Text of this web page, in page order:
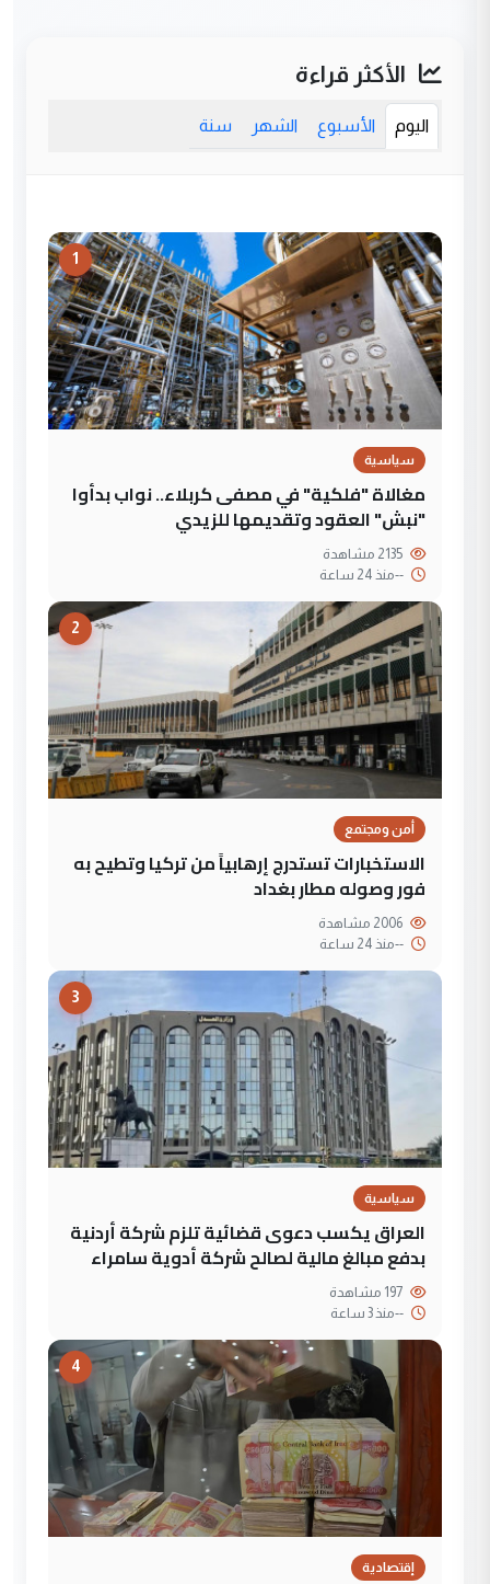
الأكثر قراءة
اليوم الأسبوع الشهر سنة
1
سياسية
مغالاة "فلكية" في مصفى كربلاء.. نواب بدأوا
"نبش" العقود وتقديمها للزيدي
--منذ 24 ساعة
2
أمن ومجتمع
الاستخبارات تستدرج إرهابياً من تركيا وتطيح به
فور وصوله مطار بغداد
--منذ 24 ساعة
3
سياسية
العراق يكسب دعوى قضائية تلزم شركة أردنية
بدفع مبالغ مالية لصالح شركة أدوية سامراء
--منذ 3 ساعة
4
إقتصادية